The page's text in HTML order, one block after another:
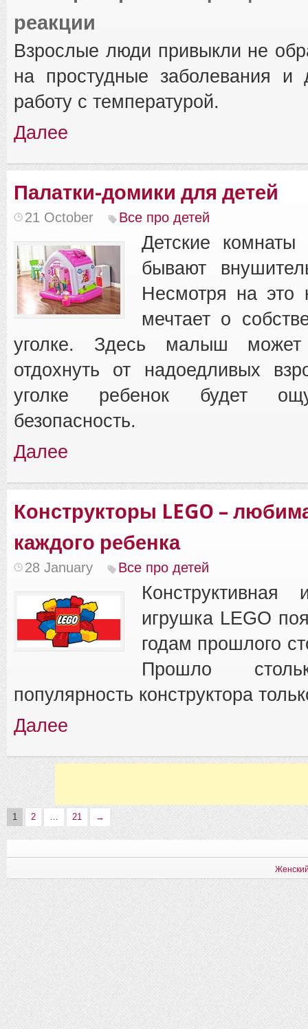
реакции
Взрослые люди привыкли не
на простудные заболевания и
работу с температурой.
Далее
Палатки-домики для детей
21 October Все про детей
Детские комнаты
бывают
Несмотря на это
мечтает о
уголке. Здесь малыш может
отдохнуть от надоедливых
уголке ребенок будет
безопасность.
Далее
Конструкторы LEGO –
каждого ребенка
28 January Все про детей
игрушка LEGO
годам прошлого
Прошло
популярность конструктора
Далее
1 2 … 21 →